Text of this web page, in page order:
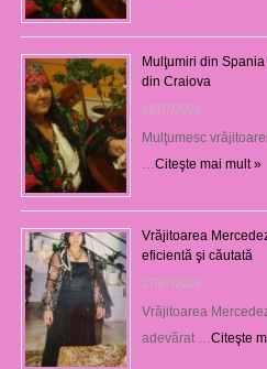
Mulţumiri din
din Craiova
28/07/2026
Mulţumesc
…Citeşte mai mult »
Vrăjitoarea
eficientă şi căutată
27/07/2026
Vrăjitoarea
adevărat …Citeşte